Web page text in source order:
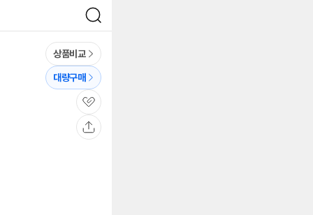
검
색
상품비교
대량구매
관
심